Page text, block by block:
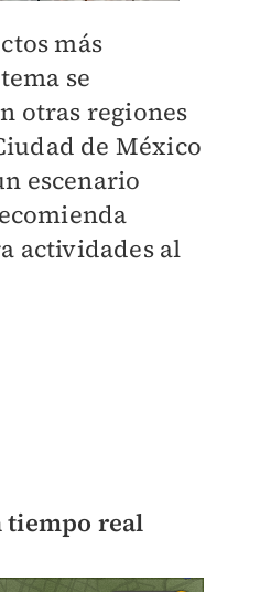
más
se
otras regiones
de México
escenario
actividades al
tiempo real